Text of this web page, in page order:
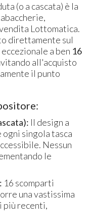
(o a cascata) è la
Lottomatica.
direttamente sul
a ben 16
all'acquisto
il punto
Il design a
ogni singola tasca
Nessun
le
16 scomparti
una vastissima
più recenti,